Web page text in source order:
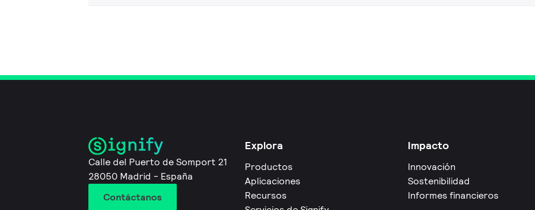
Calle del Puerto de Somport 21
28050 Madrid - España
Contáctanos
Explora
Productos
Aplicaciones
Recursos
Impacto
Innovación
Sostenibilidad
Informes financieros